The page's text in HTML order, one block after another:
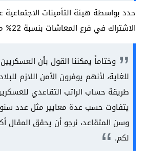
حدد بواسطة هيئة التأمينات
الاشتراك في فرع المعاشات بنسبة 22% من الراتب أو المعاش.
وختاماً يمكننا القول بأن
للغاية، لأنهم يوفرون الأمن اللازم
طريقة حساب الراتب التقاعدي
يتفاوت حسب عدة معايير مثل عدد
وسن المتقاعد، نرجو أن يحقق المقال
لكم.